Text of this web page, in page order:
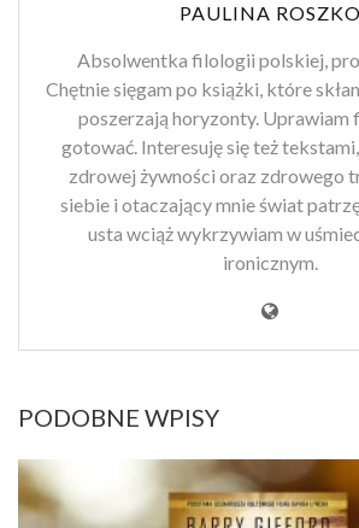
PAULINA ROSZKO
Absolwentka filologii polskiej,
Chętnie sięgam po książki, które
poszerzają horyzonty. Uprawiam
gotować. Interesuję się też
zdrowej żywności oraz zdrowego
siebie i otaczający mnie świat
usta wciąż wykrzywiam w
ironicznym.
PODOBNE WPISY